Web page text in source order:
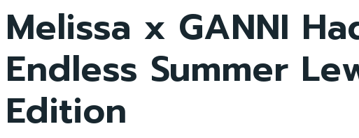
Melissa x GANNI
Endless Summer
Edition